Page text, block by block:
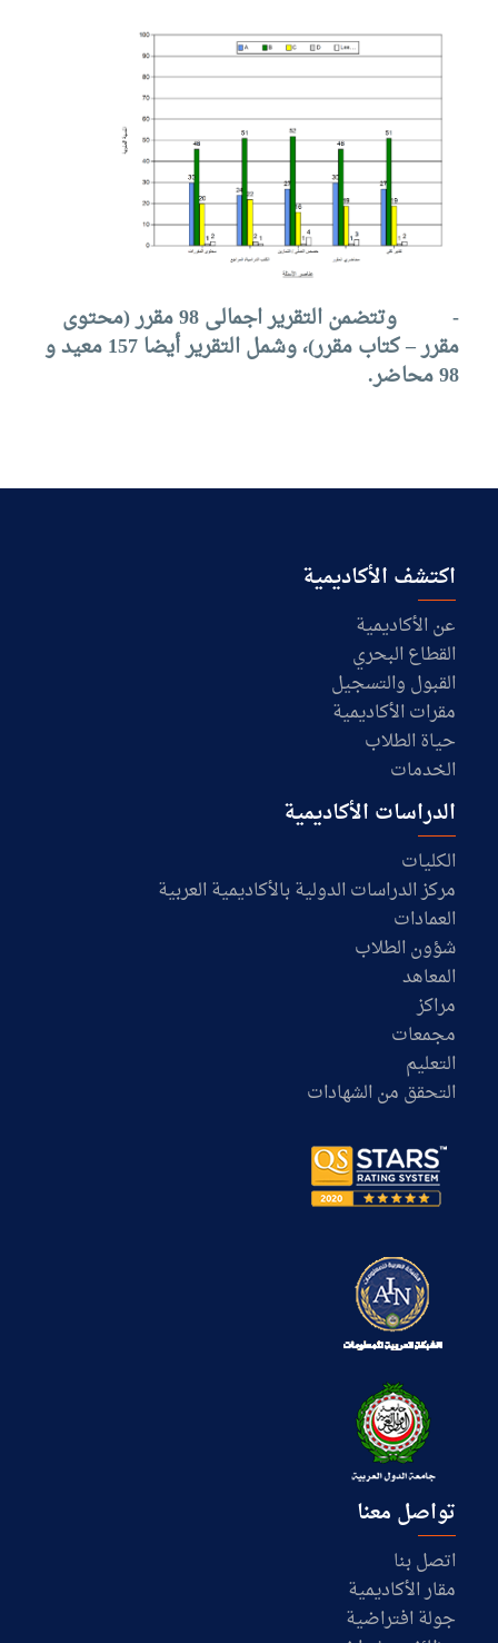
- وتتضمن التقرير اجمالى 98 مقرر (محتوى
مقرر – كتاب مقرر)، وشمل التقرير أيضا 157 معيد و
98 محاضر.
اكتشف الأكاديمية
عن الأكاديمية
القطاع البحري
القبول والتسجيل
مقرات الأكاديمية
حياة الطلاب
الخدمات
الدراسات الأكاديمية
الكليات
مركز الدراسات الدولية بالأكاديمية العربية
العمادات
شؤون الطلاب
المعاهد
مراكز
مجمعات
التعليم
التحقق من الشهادات
تواصل معنا
اتصل بنا
مقار الأكاديمية
جولة افتراضية